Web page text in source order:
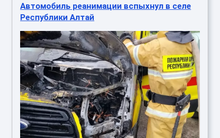
Автомобиль реанимации вспыхнул в селе
Республики Алтай